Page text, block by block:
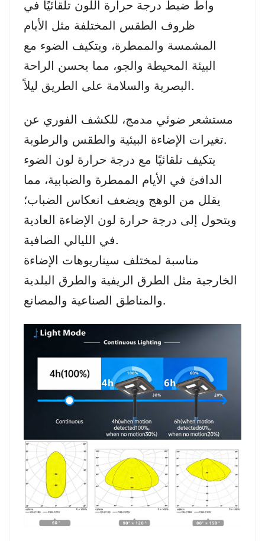
واط ضبط درجة حرارة اللون تلقائيًا في
ظروف الطقس المختلفة مثل الأيام
المشمسة والممطرة، ويتكيف الضوء مع
البيئة المحيطة والجو، مما يحسن الراحة
البصرية والسلامة على الطريق ليلاً.
مستشعر ضوئي مدمج، للكشف الفوري عن
تغيرات الإضاءة البيئية والطقس والرطوبة.
يتكيف تلقائيًا مع درجة حرارة لون الضوء
الدافئ في الأيام الممطرة والضبابية، مما
يقلل من الوهج ويضعف انعكاس الضباب؛
ويتحول إلى درجة حرارة لون الإضاءة العادية
في الليالي الصافية.
مناسبة لمختلف سيناريوهات الإضاءة
الخارجية مثل الطرق الريفية والطرق البلدية
والمناطق الصناعية والمصانع.